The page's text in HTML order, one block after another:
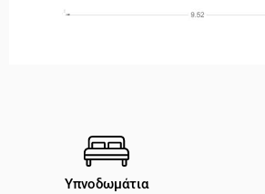
Υπνοδωμάτια